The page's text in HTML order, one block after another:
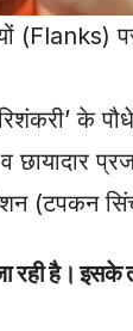
(Flanks)
के
(टपकन
रही है। इसके